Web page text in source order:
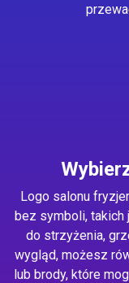
Logo salonu
bez symboli, takich
do strzyżenia,
wygląd, możesz
lub brody, które